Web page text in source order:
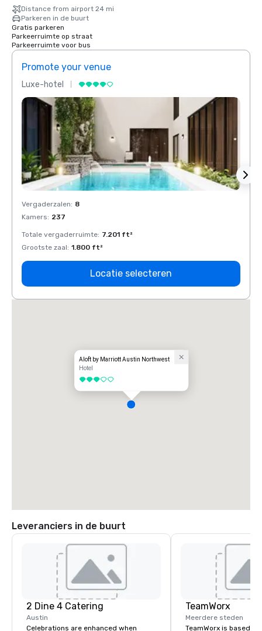
Distance from airport 24 mi
Parkeren in de buurt
Gratis parkeren
Parkeerruimte op straat
Parkeerruimte voor bus
Promote your venue
Luxe-hotel
Vergaderzalen: 8
Kamers: 237
Totale vergaderruimte: 7.201 ft²
Grootste zaal: 1.800 ft²
Locatie selecteren
Aloft by Marriott Austin Northwest
Hotel
3 van 5
Leveranciers in de buurt
2 Dine 4 Catering
Austin
Celebrations are enhanced when
TeamWorx
Meerdere steden
TeamWorx is based